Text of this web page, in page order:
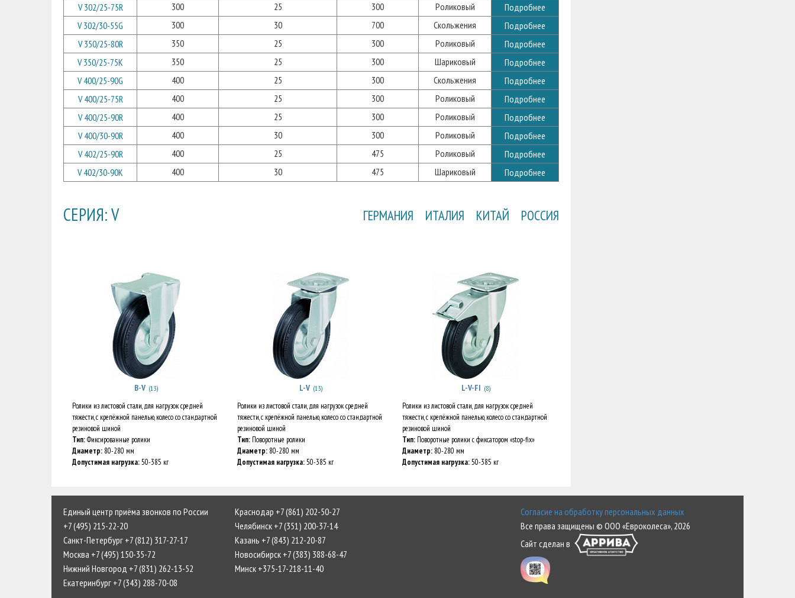
V 302/25-75R
300 25 300 Роликовый
Подробнее
V 302/30-55G
300 30 700 Скольжения
Подробнее
V 350/25-80R
350 25 300 Роликовый
Подробнее
V 350/25-75K
350 25 300 Шариковый
Подробнее
V 400/25-90G
400 25 300 Скольжения
Подробнее
V 400/25-75R
400 25 300 Роликовый
Подробнее
V 400/25-90R
400 25 300 Роликовый
Подробнее
V 400/30-90R
400 30 300 Роликовый
Подробнее
V 402/25-90R
400 25 475 Роликовый
Подробнее
V 402/30-90K
400 30 475 Шариковый Подробнее
СЕРИЯ: V ГЕРМАНИЯ ИТАЛИЯ КИТАЙ РОССИЯ
B-V (13)
Ролики из листовой стали, для нагрузок средней
тяжести, с крепёжной панелью, колесо со стандартной
резиновой шиной
Тип:Фиксированные ролики
Диаметр: 80-280 мм
Допустимая нагрузка:50-385 кг
L-V (13)
Ролики из листовой стали, для нагрузок средней
тяжести, с крепёжной панелью, колесо со стандартной
резиновой шиной
Тип: Поворотные ролики
Диаметр: 80-280 мм
Допустимая нагрузка:50-385 кг
L-V-FI (8)
Ролики из листовой стали, для нагрузок средней
тяжести, с крепёжной панелью, колесо со стандартной
резиновой шиной
Тип: Поворотные ролики с фиксатором «stop-fix»
Диаметр: 80-280 мм
Допустимая нагрузка:50-385 кг
Единый центр приёма звонков по России
+7 (495) 215-22-20
Санкт-Петербург +7 (812) 317-27-17
Москва +7 (495) 150-35-72
Нижний Новгород +7 (831) 262-13-52
Екатеринбург +7 (343) 288-70-08
Краснодар +7 (861) 202-50-27
Челябинск +7 (351) 200-37-14
Казань +7 (843) 212-20-87
Новосибирск +7 (383) 388-68-47
Минск +375-17-218-11-40
Согласие на обработку персональных данных
Все права защищены © ООО «Евроколеса», 2026
Сайт сделан в